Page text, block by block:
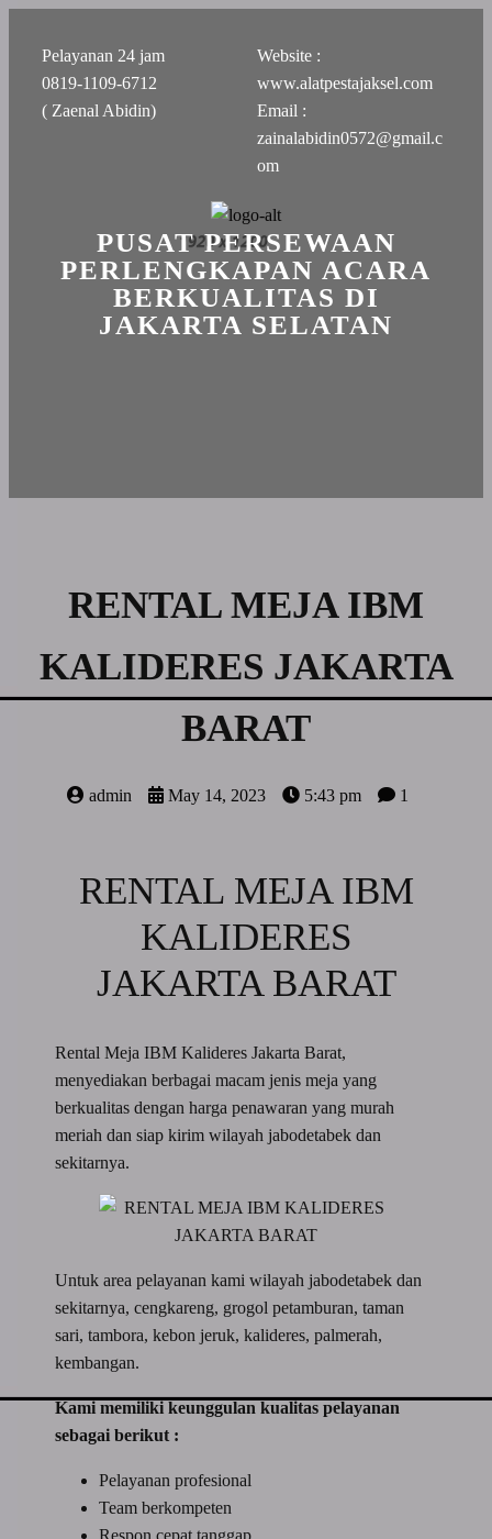
Pelayanan 24 jam
0819-1109-6712
( Zaenal Abidin)
Website :
www.alatpestajaksel.com
Email :
zainalabidin0572@gmail.c
om
PUSAT PERSEWAAN
PERLENGKAPAN ACARA
BERKUALITAS DI
JAKARTA SELATAN
RENTAL MEJA IBM
KALIDERES JAKARTA
BARAT
admin May 14, 2023 5:43 pm 1
RENTAL MEJA IBM
KALIDERES
JAKARTA BARAT
Rental Meja IBM Kalideres Jakarta Barat,
menyediakan berbagai macam jenis meja yang
berkualitas dengan harga penawaran yang murah
meriah dan siap kirim wilayah jabodetabek dan
sekitarnya.
Untuk area pelayanan kami wilayah jabodetabek dan
sekitarnya, cengkareng, grogol petamburan, taman
sari, tambora, kebon jeruk, kalideres, palmerah,
kembangan.
Kami memiliki keunggulan kualitas pelayanan
sebagai berikut :
Pelayanan profesional
Team berkompeten
Respon cepat tanggap